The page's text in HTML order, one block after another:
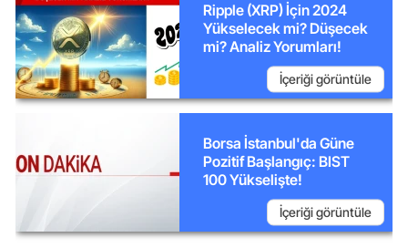
Ripple (XRP) İçin 2024
Yükselecek mi? Düşecek
mi? Analiz Yorumları!
İçeriği görüntüle
Borsa İstanbul'da Güne
Pozitif Başlangıç: BIST
100 Yükselişte!
İçeriği görüntüle